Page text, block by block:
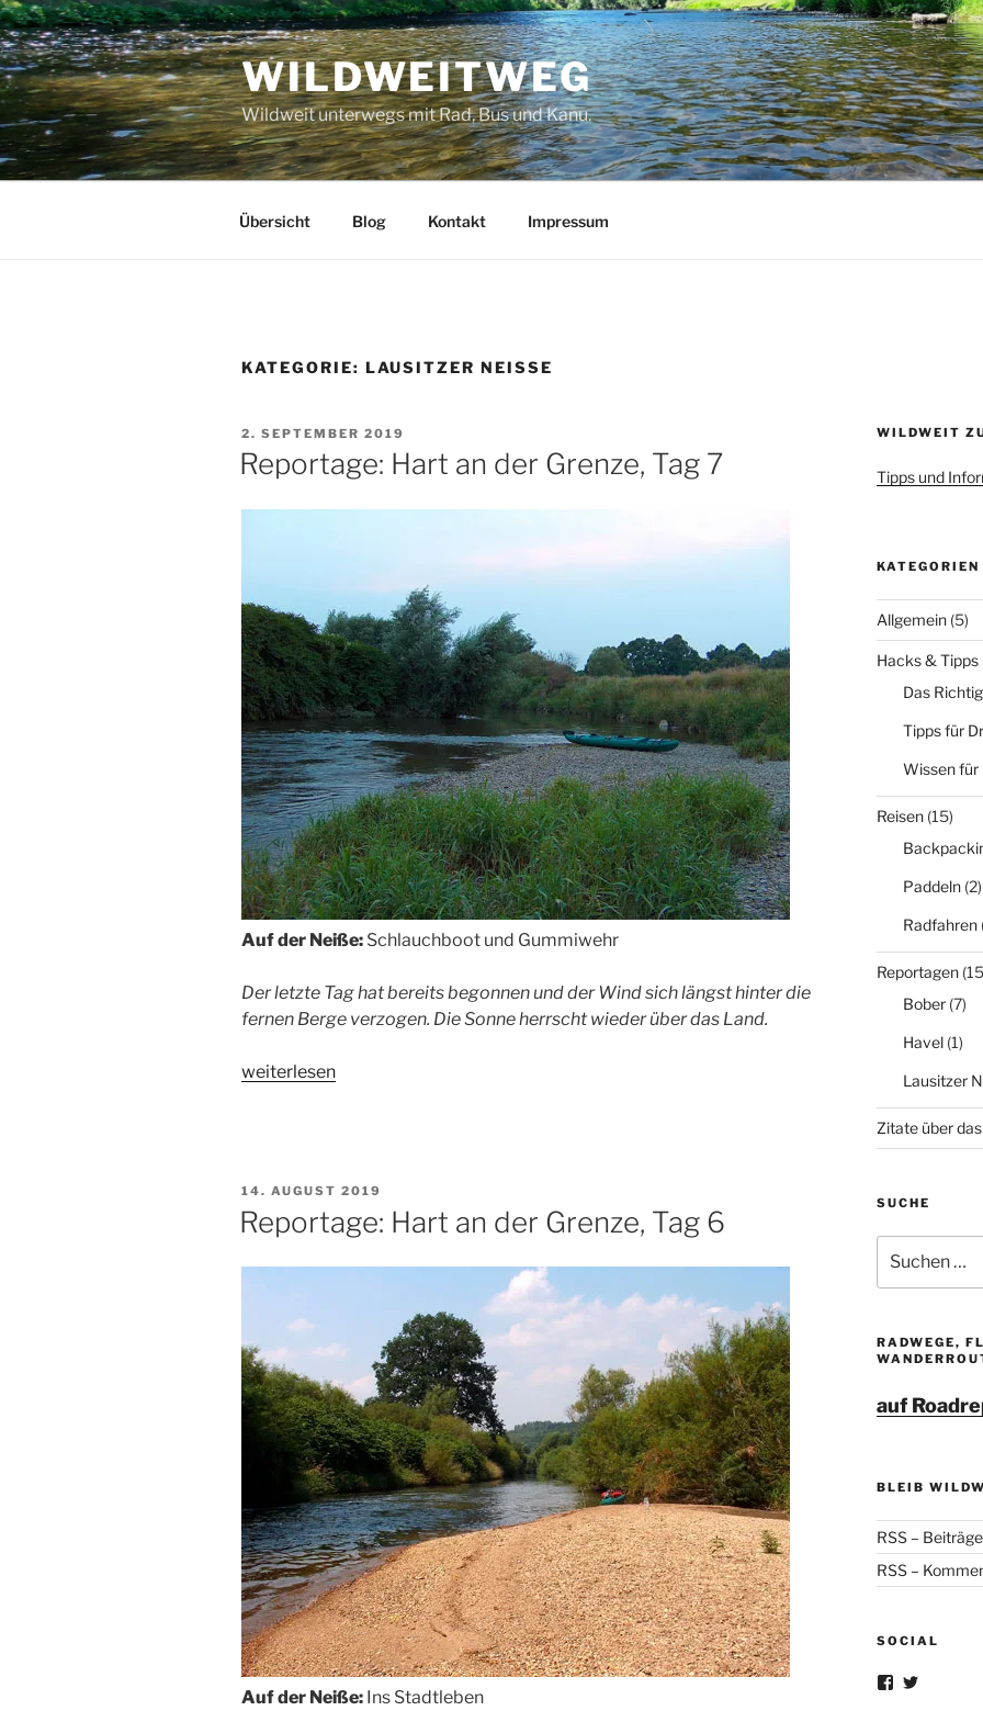
Zum
Inhalt
springen
WILDWEITWEG
Wildweit unterwegs mit Rad, Bus und Kanu.
Übersicht Blog Kontakt Impressum
KATEGORIE: LAUSITZER NEISSE
VERÖFFENTLICHT
AM
2. SEPTEMBER 2019
Reportage: Hart an der Grenze, Tag 7
Auf der Neiße: Schlauchboot und Gummiwehr
Der letzte Tag hat bereits begonnen und der Wind sich längst hinter die
fernen Berge verzogen. Die Sonne herrscht wieder über das Land.
„Reportage:
Tag
7“
weiterlesen
VERÖFFENTLICHT
14. AUGUST 2019
Reportage: Hart an der Grenze, Tag 6
Auf der Neiße: Ins Stadtleben
WILDWEIT
Tipps und
KATEGORIEN
Allgemein(5)
Hacks & Tipps
Das
Tipps für
Wissen für
Reisen(15)
Paddeln(2)
Radfahren
Reportagen
Bober(7)
Havel(1)
Lausitzer
Zitate über
SUCHE
nach:
RADWEGE,
auf
BLEIB
RSS – Beiträge
RSS –
SOCIAL
ProfilProfil